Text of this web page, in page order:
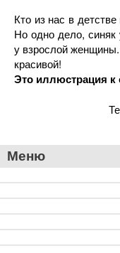
Кто из нас в
Но одно дело, синяк
у взрослой
красивой!
Это иллюстрация к
Меню